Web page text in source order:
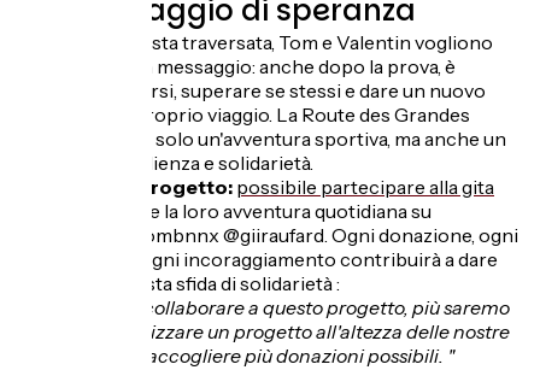
Un messaggio di speranza
Attraverso questa traversata, Tom e Valentin vogliono
trasmettere un messaggio: anche dopo la prova, è
possibile rialzarsi, superare se stessi e dare un nuovo
significato al proprio viaggio. La Route des Grandes
Alpes non sarà solo un'avventura sportiva, ma anche un
simbolo di resilienza e solidarietà.
Sostenere il progetto: possibile partecipare alla gita
e seguire la loro avventura quotidiana su
tombnnx @giiraufard. Ogni donazione, ogni
condivisione, ogni incoraggiamento contribuirà a dare
più forza a questa sfida di solidarietà:
"Più saremo a collaborare a questo progetto, più saremo
in grado di realizzare un progetto all'altezza delle nostre
speranze e di raccogliere più donazioni possibili. "